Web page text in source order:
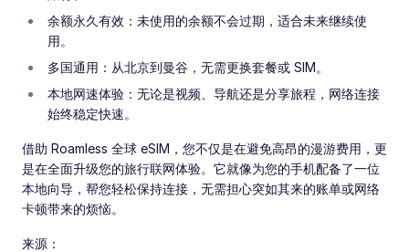
余额永久有效：未使用的余额不会过期，适合未来继续使
用。
多国通用：从北京到曼谷，无需更换套餐或 SIM。
本地网速体验：无论是视频、导航还是分享旅程，网络连接
始终稳定快速。
借助 Roamless 全球 eSIM，您不仅是在避免高昂的漫游费用，更
是在全面升级您的旅行联网体验。它就像为您的手机配备了一位
本地向导，帮您轻松保持连接，无需担心突如其来的账单或网络
卡顿带来的烦恼。
来源：